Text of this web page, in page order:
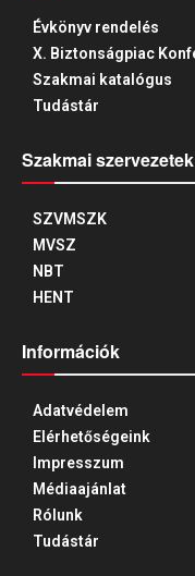
Évkönyv rendelés
X. Biztonságpiac
Szakmai katalógus
Tudástár
Szakmai szervezetek
SZVMSZK
MVSZ
NBT
HENT
Információk
Adatvédelem
Elérhetőségeink
Impresszum
Médiaajánlat
Rólunk
Tudástár